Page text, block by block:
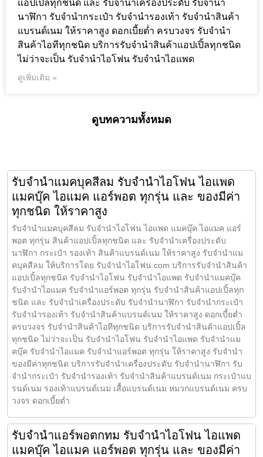
แอปเปิ้ลทุกชนิด และ รับจำนำเครื่องประดับ รับจำนำ
นาฬิกา รับจำนำกระเป๋า รับจำนำรองเท้า รับจำนำสินค้า
แบรนด์เนม ให้ราคาสูง ดอกเบี้ยต่ำ ครบวงจร รับจำนำ
สินค้าไอทีทุกชนิด บริการรับจำนำสินค้าแอปเปิ้ลทุกชนิด
ไม่ว่าจะเป็น รับจำนำไอโฟน รับจำนำไอแพด
ดูเพิ่มเติม »
ดูบทความทั้งหมด
รับจำนำแมคบุคสีลม รับจำนำไอโฟน ไอแพด
แมคบุ๊ค ไอแมค แอร์พอต ทุกรุ่น และ ของมีค่า
ทุกชนิด ให้ราคาสูง
รับจำนำแมคบุคสีลม รับจำนำไอโฟน ไอแพด แมคบุ๊ค ไอแมค แอร์
พอต ทุกรุ่น สินค้าแอปเปิ้ลทุกชนิด และ รับจำนำเครื่องประดับ
นาฬิกา กระเป๋า รองเท้า สินค้าแบรนด์เนม ให้ราคาสูง รับจำนำแม
คบุคสีลม ให้บริการโดย รับจํานําไอโฟน.com บริการรับจำนำสินค้า
แอปเปิ้ลทุกชนิด รับจำนำไอโฟน รับจำนำไอแพด รับจำนำแมคบุ๊ค
รับจำนำไอแมค รับจำนำแอร์พอต ทุกรุ่น รับจำนำสินค้าแอปเปิ้ลทุก
ชนิด และ รับจำนำเครื่องประดับ รับจำนำนาฬิกา รับจำนำกระเป๋า
รับจำนำรองเท้า รับจำนำสินค้าแบรนด์เนม ให้ราคาสูง ดอกเบี้ยต่ำ
ครบวงจร รับจำนำสินค้าไอทีทุกชนิด บริการรับจำนำสินค้าแอปเปิ้ล
ทุกชนิด ไม่ว่าจะเป็น รับจำนำไอโฟน รับจำนำไอแพด รับจำนำแม
คบุ๊ค รับจำนำไอแมค รับจำนำแอร์พอต ทุกรุ่น ให้ราคาสูง รับจำนำ
ของมีค่าทุกชนิด บริการรับจำนำเครื่องประดับ รับจำนำนาฬิกา รับ
จำนำกระเป๋า รับจำนำรองเท้า รับจำนำสินค้าแบรนด์เนม กระเป๋าแบ
รนด์เนม รองเท้าแบรนด์เนม เสื้อแบรนด์เนม หมวกแบรนด์เนม ครบ
วงจร ดอกเบี้ยต่ำ
รับจำนำแอร์พอตกทม รับจำนำไอโฟน ไอแพด
แมคบุ๊ค ไอแมค แอร์พอต ทุกรุ่น และ ของมีค่า